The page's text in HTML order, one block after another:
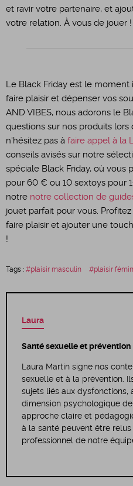
et ravir votre partenaire, et
votre relation. À vous de jouer !
Le Black Friday est le
faire plaisir et dépenser vos
AND VIBES, nous adorons le
questions sur nos produits
n'hésitez pas à faire appel à la
conseils avisés sur notre
spéciale Black Friday, où vous
pour 60 € ou 10 sextoys pour
notre notre collection de
jouet parfait pour vous.
faire plaisir et ajouter une
!
Tags : plaisir masculin plaisir
Laura
Santé sexuelle et prévention
Laura Martin signe nos
sexuelle et à la prévention.
sujets liés aux dysfonctions,
dimension psychologique
approche claire et
à la santé peuvent être
professionnel de notre